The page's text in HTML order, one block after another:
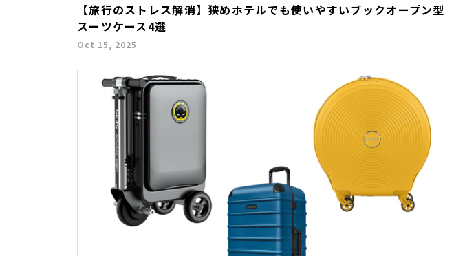
【旅行のストレス解消】狭めホテルでも使いやすいブックオープン型
スーツケース4選
Oct 15, 2025